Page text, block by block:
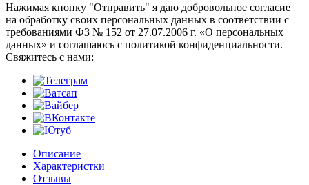
Нажимая кнопку "Отправить" я даю добровольное согласие
на обработку своих персональных данных в соответствии с
требованиями ФЗ № 152 от 27.07.2006 г. «О персональных
данных» и соглашаюсь с политикой конфиденциальности.
Cвяжитесь с нами:
Описание
Характеристки
Отзывы